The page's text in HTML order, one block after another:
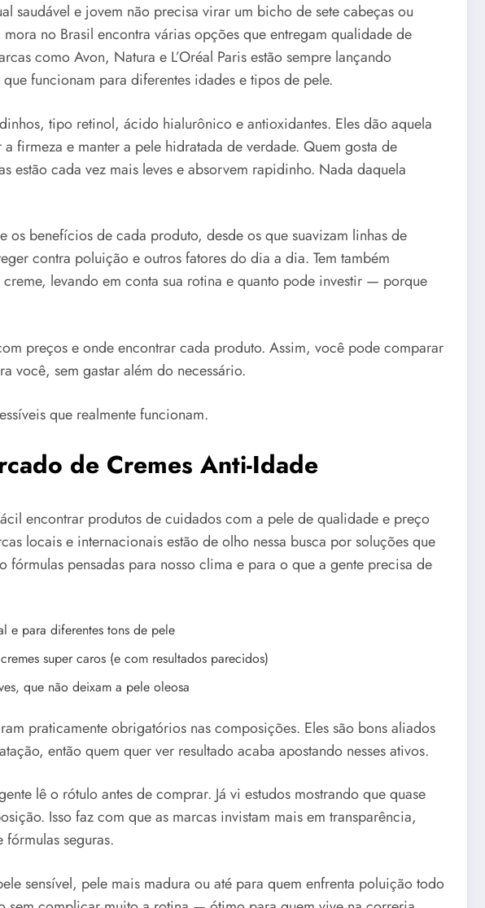
saudável e jovem não precisa virar um bicho de sete cabeças ou
no Brasil encontra várias opções que entregam qualidade de
como Avon, Natura e L’Oréal Paris estão sempre lançando
funcionam para diferentes idades e tipos de pele.
tipo retinol, ácido hialurônico e antioxidantes. Eles dão aquela
firmeza e manter a pele hidratada de verdade. Quem gosta de
estão cada vez mais leves e absorvem rapidinho. Nada daquela
os benefícios de cada produto, desde os que suavizam linhas de
contra poluição e outros fatores do dia a dia. Tem também
levando em conta sua rotina e quanto pode investir — porque
preços e onde encontrar cada produto. Assim, você pode comparar
você, sem gastar além do necessário.
que realmente funcionam.
de Cremes Anti-Idade
encontrar produtos de cuidados com a pele de qualidade e preço
locais e internacionais estão de olho nessa busca por soluções que
fórmulas pensadas para nosso clima e para o que a gente precisa de
e para diferentes tons de pele
super caros (e com resultados parecidos)
que não deixam a pele oleosa
praticamente obrigatórios nas composições. Eles são bons aliados
então quem quer ver resultado acaba apostando nesses ativos.
lê o rótulo antes de comprar. Já vi estudos mostrando que quase
Isso faz com que as marcas invistam mais em transparência,
seguras.
sensível, pele mais madura ou até para quem enfrenta poluição todo